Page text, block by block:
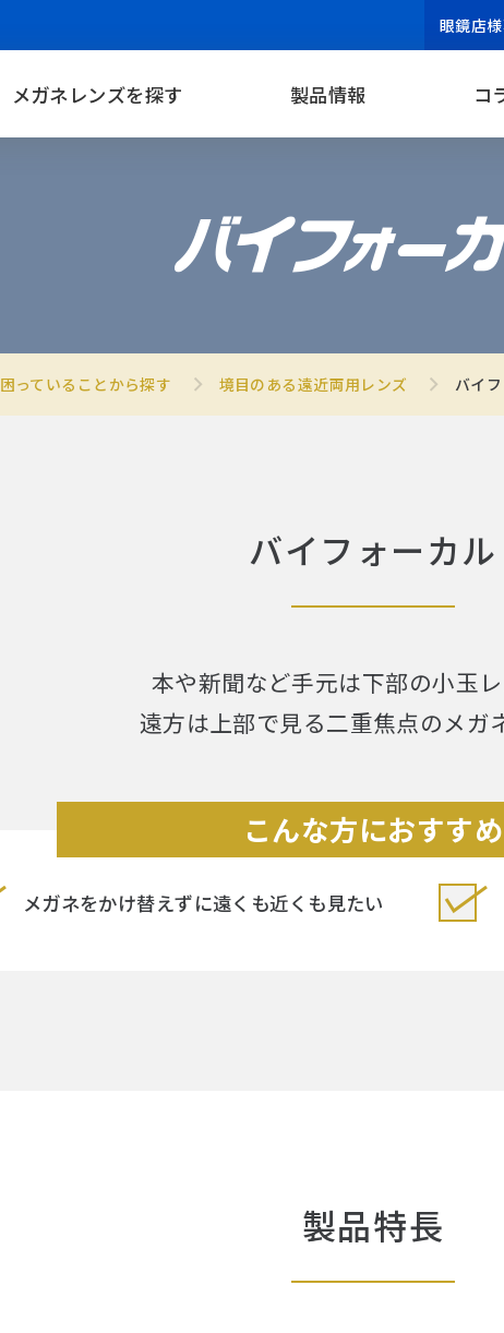
眼鏡店
メガネレンズを探す 製品情報 コ
困っていることから探す 境目のある遠近両用レンズ バイ
バイフォーカル
本や新聞など⼿元は下部の⼩⽟レ
遠⽅は上部で⾒る⼆重焦点のメガ
こんな方におすすめ
メガネをかけ替えずに遠くも近くも見たい
製品特長